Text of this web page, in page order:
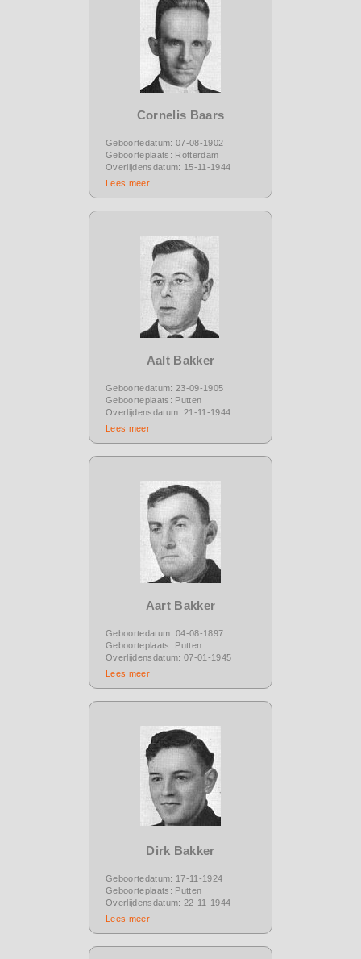
Cornelis Baars
Geboortedatum: 07-08-1902
Geboorteplaats: Rotterdam
Overlijdensdatum: 15-11-1944
Lees meer
Aalt Bakker
Geboortedatum: 23-09-1905
Geboorteplaats: Putten
Overlijdensdatum: 21-11-1944
Lees meer
Aart Bakker
Geboortedatum: 04-08-1897
Geboorteplaats: Putten
Overlijdensdatum: 07-01-1945
Lees meer
Dirk Bakker
Geboortedatum: 17-11-1924
Geboorteplaats: Putten
Overlijdensdatum: 22-11-1944
Lees meer